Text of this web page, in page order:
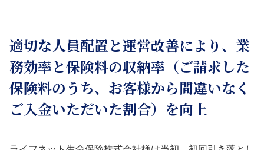
適切な人員配置と運営改善により、業
務効率と保険料の収納率（ご請求した
保険料のうち、お客様から間違いなく
ご入金いただいた割合）を向上